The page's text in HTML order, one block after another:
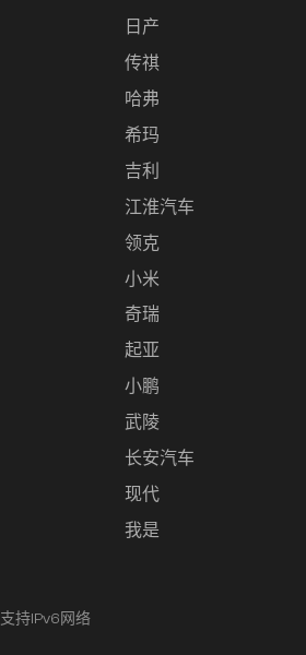
日产
传祺
哈弗
希玛
吉利
江淮汽车
领克
小米
奇瑞
起亚
小鹏
武陵
长安汽车
现代
我是
支持IPv6网络